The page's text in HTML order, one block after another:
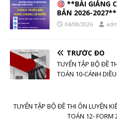
**BÀI GIẢNG
BẢN 2026-2027**
04/08/2026
TRƯỚC ĐÓ
TUYỂN TẬP BỘ ĐỀ
TOÁN 10-CÁNH
TUYỂN TẬP BỘ ĐỀ THI ÔN LUYỆN
TOÁN 12- FORM